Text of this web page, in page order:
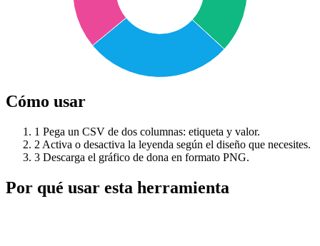
Cómo usar
1 Pega un CSV de dos columnas: etiqueta y valor.
2 Activa o desactiva la leyenda según el diseño que necesites.
3 Descarga el gráfico de dona en formato PNG.
Por qué usar esta herramienta